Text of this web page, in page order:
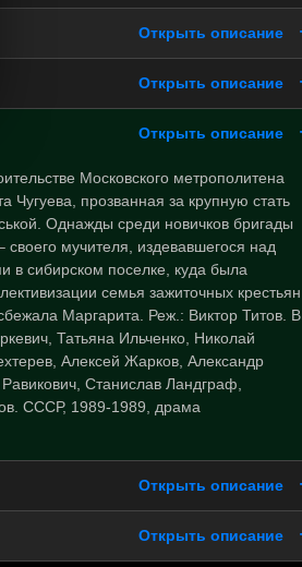
Открыть описание
Открыть описание
Открыть описание
Московского метрополитена
Чугуева, прозванная за крупную стать
Однажды среди новичков бригады
мучителя, издевавшегося над
в сибирском поселке, куда была
семья зажиточных крестьян
Маргарита. Реж.: Виктор Титов. В
Татьяна Ильченко, Николай
Алексей Жарков, Александр
Станислав Ландграф,
СССР, 1989-1989, драма
Открыть описание
Открыть описание